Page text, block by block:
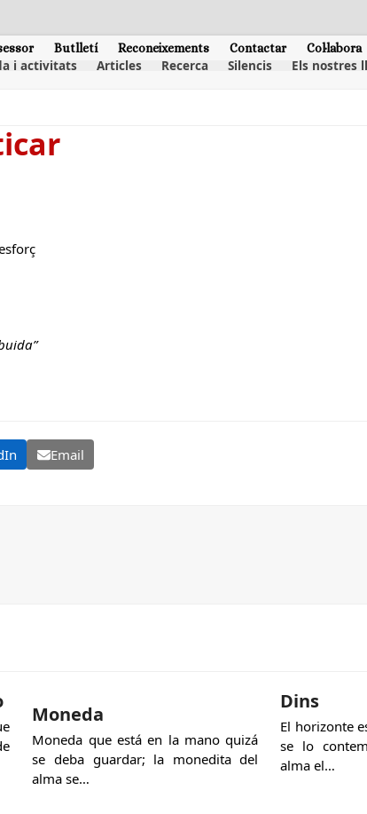
Butlletí Reconeixements Contactar Col·labora
i activitats Articles Recerca Silencis Els nostres
Email
Moneda
Moneda que está en la mano quizá
se deba guardar; la monedita del
alma se…
Dins
El horizonte
se lo
alma el…